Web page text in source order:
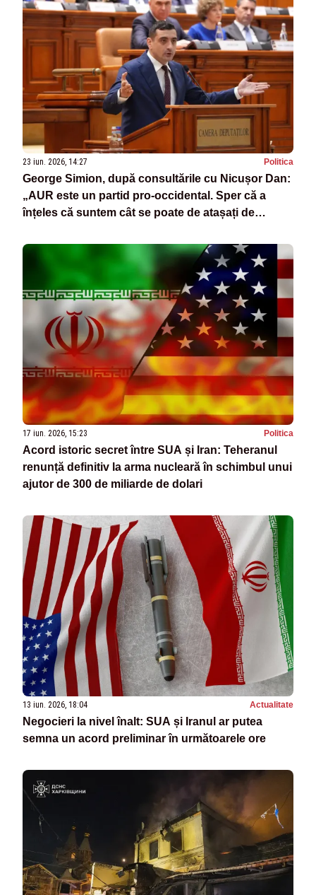
23 iun. 2026, 14:27 Politica
George Simion, după consultările cu Nicușor Dan:
„AUR este un partid pro-occidental. Sper că a
înțeles că suntem cât se poate de atașați de
17 iun. 2026, 15:23 Politica
Acord istoric secret între SUA și Iran: Teheranul
renunță definitiv la arma nucleară în schimbul unui
ajutor de 300 de miliarde de dolari
13 iun. 2026, 18:04 Actualitate
Negocieri la nivel înalt: SUA și Iranul ar putea
semna un acord preliminar în următoarele ore